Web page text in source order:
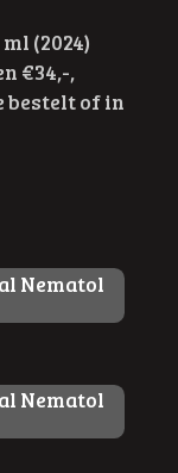
(2024)
€34,-,
bestelt of in
Nematol
Nematol